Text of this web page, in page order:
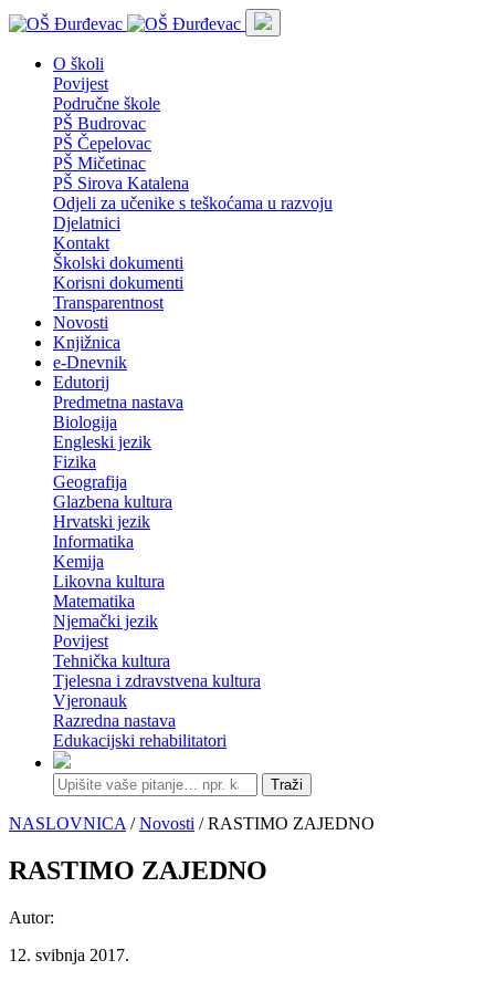
O školi
Povijest
Područne škole
PŠ Budrovac
PŠ Čepelovac
PŠ Mičetinac
PŠ Sirova Katalena
Odjeli za učenike s teškoćama u razvoju
Djelatnici
Kontakt
Školski dokumenti
Korisni dokumenti
Transparentnost
Novosti
Knjižnica
e-Dnevnik
Edutorij
Predmetna nastava
Biologija
Engleski jezik
Fizika
Geografija
Glazbena kultura
Hrvatski jezik
Informatika
Kemija
Likovna kultura
Matematika
Njemački jezik
Povijest
Tehnička kultura
Tjelesna i zdravstvena kultura
Vjeronauk
Razredna nastava
Edukacijski rehabilitatori
Traži
NASLOVNICA /Novosti / RASTIMO ZAJEDNO
RASTIMO ZAJEDNO
Autor:
12. svibnja 2017.